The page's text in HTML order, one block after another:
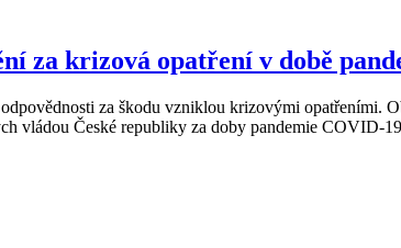
za krizová opatření v době
za škodu vzniklou krizovými opatřeními.
vládou České republiky za doby pandemie